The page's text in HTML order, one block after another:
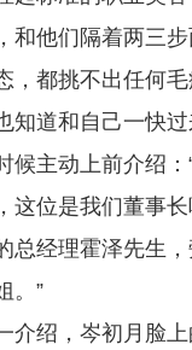
和他们隔着两三
，都挑不出任何毛
知道和自己一快
候主动上前介绍：
这位是我们董事
总经理霍泽先生
。”
介绍，岑初月脸